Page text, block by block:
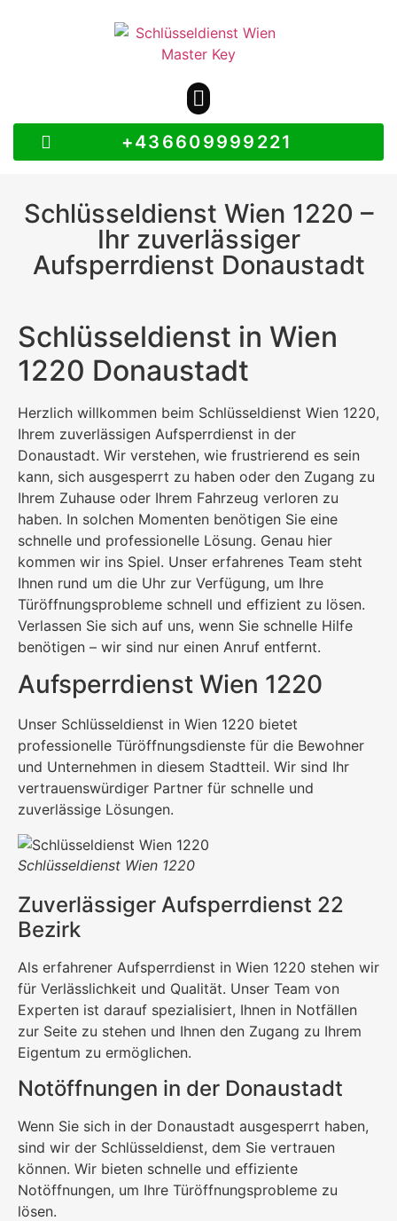
+436609999221
Schlüsseldienst Wien 1220 –
Ihr zuverlässiger
Aufsperrdienst Donaustadt
Schlüsseldienst in Wien
1220 Donaustadt
Herzlich willkommen beim Schlüsseldienst Wien 1220,
Ihrem zuverlässigen Aufsperrdienst in der
Donaustadt. Wir verstehen, wie frustrierend es sein
kann, sich ausgesperrt zu haben oder den Zugang zu
Ihrem Zuhause oder Ihrem Fahrzeug verloren zu
haben. In solchen Momenten benötigen Sie eine
schnelle und professionelle Lösung. Genau hier
kommen wir ins Spiel. Unser erfahrenes Team steht
Ihnen rund um die Uhr zur Verfügung, um Ihre
Türöffnungsprobleme schnell und effizient zu lösen.
Verlassen Sie sich auf uns, wenn Sie schnelle Hilfe
benötigen – wir sind nur einen Anruf entfernt.
Aufsperrdienst Wien 1220
Unser Schlüsseldienst in Wien 1220 bietet
professionelle Türöffnungsdienste für die Bewohner
und Unternehmen in diesem Stadtteil. Wir sind Ihr
vertrauenswürdiger Partner für schnelle und
zuverlässige Lösungen.
Schlüsseldienst Wien 1220
Zuverlässiger Aufsperrdienst 22
Bezirk
Als erfahrener Aufsperrdienst in Wien 1220 stehen wir
für Verlässlichkeit und Qualität. Unser Team von
Experten ist darauf spezialisiert, Ihnen in Notfällen
zur Seite zu stehen und Ihnen den Zugang zu Ihrem
Eigentum zu ermöglichen.
Notöffnungen in der Donaustadt
Wenn Sie sich in der Donaustadt ausgesperrt haben,
sind wir der Schlüsseldienst, dem Sie vertrauen
können. Wir bieten schnelle und effiziente
Notöffnungen, um Ihre Türöffnungsprobleme zu
lösen.